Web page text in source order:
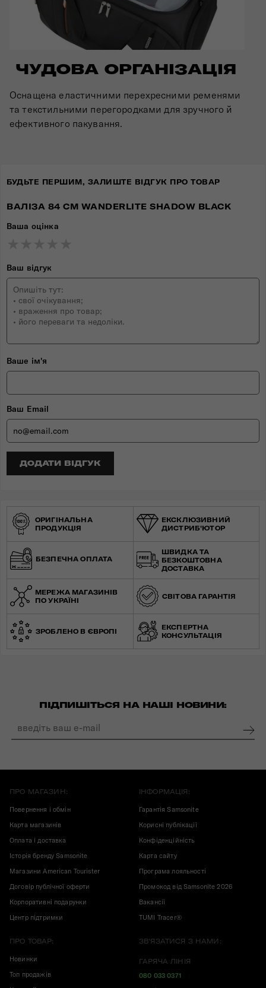
ЧУДОВА ОРГАНІЗАЦІЯ
Оснащена еластичними перехресними ременями
та текстильними перегородками для зручного й
ефективного пакування.
БУДЬТЕ ПЕРШИМ, ЗАЛИШТЕ ВІДГУК ПРО ТОВАР
ВАЛІЗА 84 СМ WANDERLITE SHADOW BLACK
Ваша оцінка
Ваш відгук
Ваше ім'я
Ваш Email
ДОДАТИ ВІДГУК
ОРИГІНАЛЬНА
ПРОДУКЦІЯ
ЕКСКЛЮЗИВНИЙ
ДИСТРИБ'ЮТОР
БЕЗПЕЧНА ОПЛАТА
ШВИДКА ТА
БЕЗКОШТОВНА
ДОСТАВКА
МЕРЕЖА МАГАЗИНІВ
ПО УКРАЇНІ
СВІТОВА ГАРАНТІЯ
ЗРОБЛЕНО В ЄВРОПІ
ЕКСПЕРТНА
КОНСУЛЬТАЦІЯ
ПІДПИШІТЬСЯ НА НАШІ НОВИНИ:
ПРО МАГАЗИН:
Повернення і обмін
Карта магазинів
Оплата і доставка
Історія бренду Samsonite
Магазини American Tourister
Договір публічної оферти
Корпоративні подарунки
Центр підтримки
ІНФОРМАЦІЯ:
Гарантія Samsonite
Корисні публікації
Конфіденційність
Карта сайту
Програма лояльності
Промокод від Samsonite 2026
Вакансії
TUMI Tracer®
ПРО ТОВАР:
Новинки
Топ продажів
ЗВ'ЯЗАТИСЯ З НАМИ:
ГАРЯЧА ЛІНІЯ
080 033 0371